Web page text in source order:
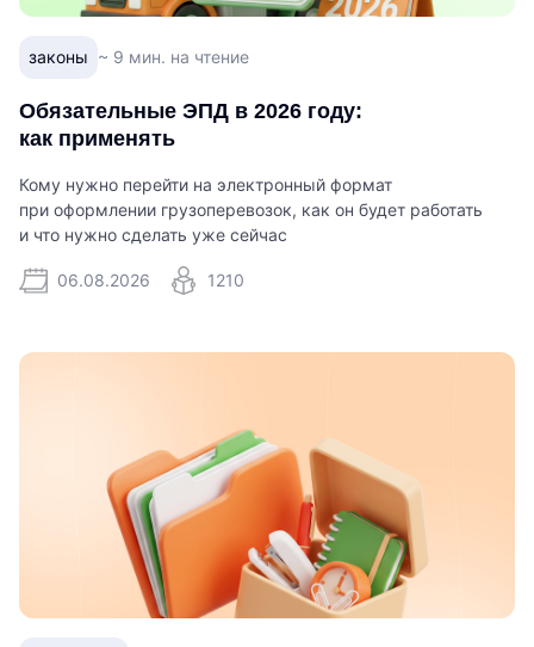
законы ~ 9 мин. на чтение
Обязательные ЭПД в 2026 году:
как применять
Кому нужно перейти на электронный формат
при оформлении грузоперевозок, как он будет работать
и что нужно сделать уже сейчас
06.08.2026 1210